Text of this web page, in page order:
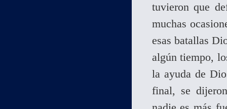
tuvieron que
muchas
esas batallas
algún tiempo,
la ayuda de
final, se